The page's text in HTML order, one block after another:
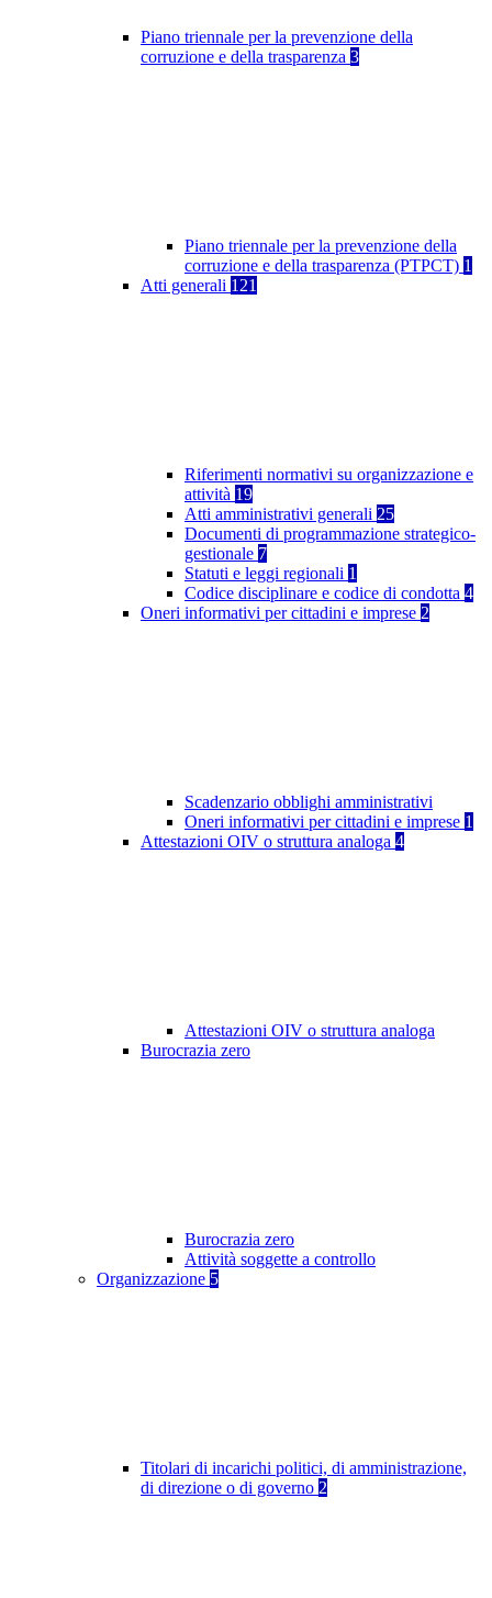
Piano triennale per la prevenzione della
corruzione e della trasparenza 3
Piano triennale per la prevenzione della
corruzione e della trasparenza (PTPCT) 1
Atti generali 121
Riferimenti normativi su organizzazione e
attività 19
Atti amministrativi generali 25
Documenti di programmazione strategico-
gestionale 7
Statuti e leggi regionali 1
Codice disciplinare e codice di condotta 4
Oneri informativi per cittadini e imprese 2
Scadenzario obblighi amministrativi
Oneri informativi per cittadini e imprese 1
Attestazioni OIV o struttura analoga 4
Attestazioni OIV o struttura analoga
Burocrazia zero
Burocrazia zero
Attività soggette a controllo
Organizzazione 5
Titolari di incarichi politici, di amministrazione,
di direzione o di governo 2